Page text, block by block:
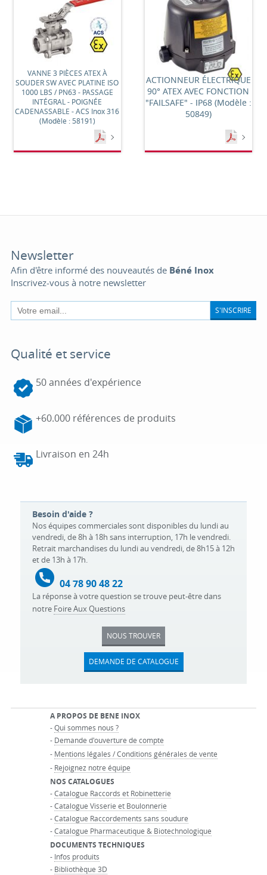
VANNE 3 PIÈCES ATEX À
SOUDER SW AVEC PLATINE ISO
1000 LBS / PN63 - PASSAGE
INTÉGRAL - POIGNÉE
CADENASSABLE - ACS Inox 316
(Modèle : 58191)
ACTIONNEUR ÉLECTRIQUE
90° ATEX AVEC FONCTION
"FAILSAFE" - IP68 (Modèle :
50849)
Newsletter
Afin d'être informé des nouveautés de Béné Inox
Inscrivez-vous à notre newsletter
S'INSCRIRE
Qualité et service
50 années d'expérience
+60.000 références de produits
Livraison en 24h
Besoin d'aide ?
Nos équipes commerciales sont disponibles du lundi au
vendredi, de 8h à 18h sans interruption, 17h le vendredi.
Retrait marchandises du lundi au vendredi, de 8h15 à 12h
et de 13h à 17h.
04 78 90 48 22
La réponse à votre question se trouve peut-être dans
notre Foire Aux Questions
NOUS TROUVER
DEMANDE DE CATALOGUE
A PROPOS DE BENE INOX
-Qui sommes nous ?
- Demande d'ouverture de compte
- Mentions légales / Conditions générales de vente
- Rejoignez notre équipe
NOS CATALOGUES
-Catalogue Raccords et Robinetterie
-Catalogue Visserie et Boulonnerie
-Catalogue Raccordements sans soudure
-Catalogue Pharmaceutique & Biotechnologique
DOCUMENTS TECHNIQUES
- Infos produits
- Bibliothèque 3D